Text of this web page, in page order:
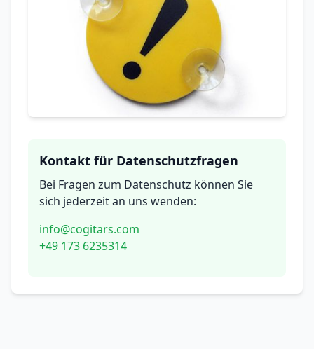
Kontakt für Datenschutzfragen
Bei Fragen zum Datenschutz können Sie
sich jederzeit an uns wenden:
info@cogitars.com
+49 173 6235314